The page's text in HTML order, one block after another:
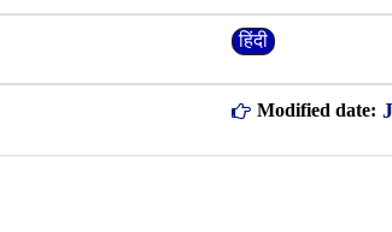
हिंदी
Modified date: